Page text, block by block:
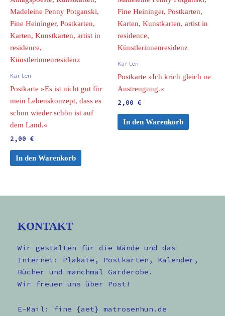
Karten
Postkarte »Es ist nicht gut für
mein Lebenskonzept, dass es
schon wieder schön ist auf
dem Land.«
2,00 €
In den Warenkorb
Karten
Postkarte »Ich krich gleich ne
Anstrengung.«
2,00 €
In den Warenkorb
KONTAKT
Wir gestalten für die Wände und das
Internet: Plakate, Postkarten, Kalender,
Bücher und manchmal Garderobe.
Wir freuen uns über Post!
E-Mail: fine {aet} matrosenhun.de